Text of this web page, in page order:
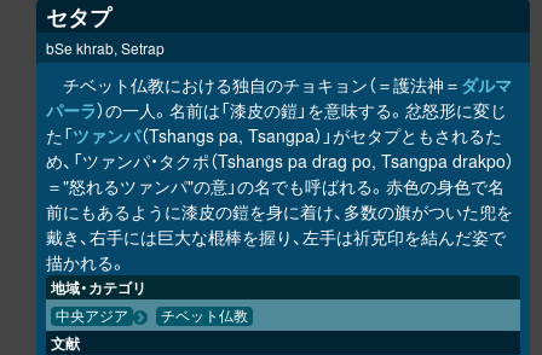
セタプ
bSe khrab, Setrap
チベット仏教における独自のチョキョン（＝護法神＝ ダルマ
パーラ）の一人。名前は「漆皮の鎧」を意味する。忿怒形に変じ
た「ツァンパ（Tshangs pa, Tsangpa）」がセタプともされるた
め、「ツァンパ・タクポ（Tshangs pa drag po, Tsangpa drakpo）
＝"怒れるツァンパ"の意」の名でも呼ばれる。赤色の身色で名
前にもあるように漆皮の鎧を身に着け、多数の旗がついた兜を
戴き、右手には巨大な棍棒を握り、左手は祈克印を結んだ姿で
描かれる。
地域・カテゴリ
中央アジア チベット仏教
文献